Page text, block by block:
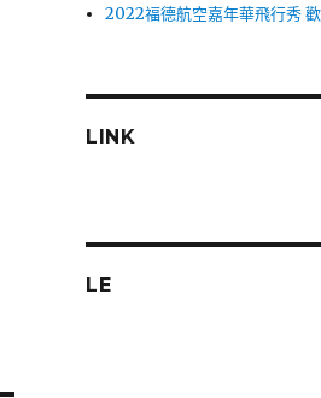
2022福德航空嘉年華飛行秀
LINK
LE